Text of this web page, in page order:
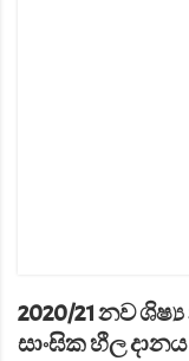
2020/21 නව
සාංඝික හීල දානය